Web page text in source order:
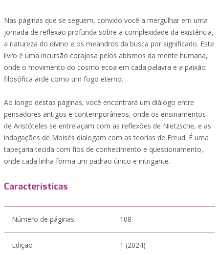
Nas páginas que se seguem, convido você a mergulhar em uma
jornada de reflexão profunda sobre a complexidade da existência,
a natureza do divino e os meandros da busca por significado. Este
livro é uma incursão corajosa pelos abismos da mente humana,
onde o movimento do cosmo ecoa em cada palavra e a paixão
filosófica arde como um fogo eterno.
Ao longo destas páginas, você encontrará um diálogo entre
pensadores antigos e contemporâneos, onde os ensinamentos
de Aristóteles se entrelaçam com as reflexões de Nietzsche, e as
indagações de Moisés dialogam com as teorias de Freud. É uma
tapeçaria tecida com fios de conhecimento e questionamento,
onde cada linha forma um padrão único e intrigante.
Características
Número de páginas 108
Edição 1 (2024)